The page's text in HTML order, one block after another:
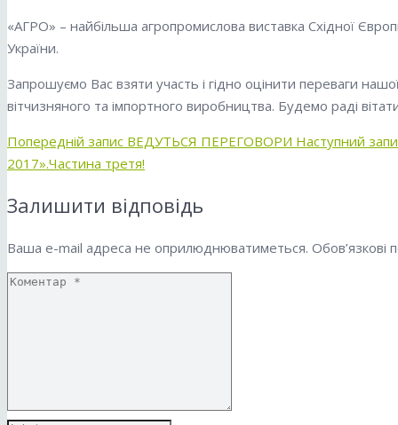
«АГРО» – найбільша агропромислова виставка Східної
України.
Запрошуємо Вас взяти участь і гідно оцінити переваги
вітчизняного та імпортного виробництва. Будемо раді
Попередній запис ВЕДУТЬСЯ ПЕРЕГОВОРИ Наступний
2017».Частина третя!
Залишити відповідь
Ваша e-mail адреса не оприлюднюватиметься. Обов’язкові